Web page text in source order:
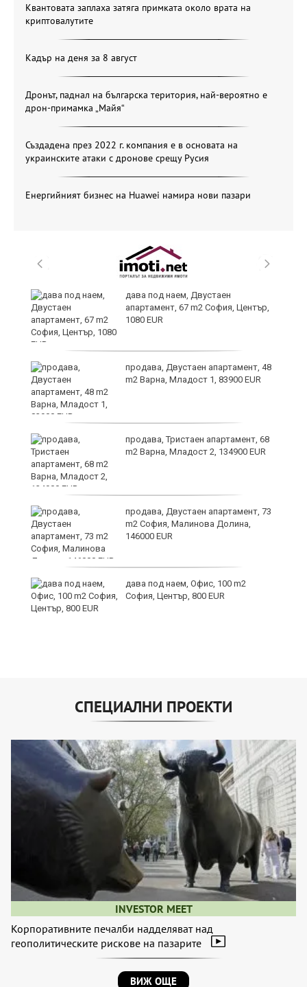
Квантовата заплаха затяга примката около врата на
криптовалутите
Кадър на деня за 8 август
Дронът, паднал на българска територия, най-вероятно е
дрон-примамка „Майя“
Създадена през 2022 г. компания е в основата на
украинските атаки с дронове срещу Русия
Енергийният бизнес на Huawei намира нови пазари
дава под наем, Двустаен
апартамент, 67 m2 София, Център,
1080 EUR
продава, Двустаен апартамент, 48
m2 Варна, Младост 1, 83900 EUR
продава, Тристаен апартамент, 68
m2 Варна, Младост 2, 134900 EUR
продава, Двустаен апартамент, 73
m2 София, Малинова Долина,
146000 EUR
дава под наем, Офис, 100 m2
София, Център, 800 EUR
СПЕЦИАЛНИ ПРОЕКТИ
INVESTOR MEET
Корпоративните печалби надделяват над
геополитическите рискове на пазарите
ВИЖ ОЩЕ